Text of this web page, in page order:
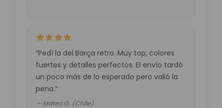
“Pedí la del Barça retro. Muy top, colores
fuertes y detalles perfectos. El envío tardó
un poco más de lo esperado pero valió la
pena.”
— Mateo G. (Chile)